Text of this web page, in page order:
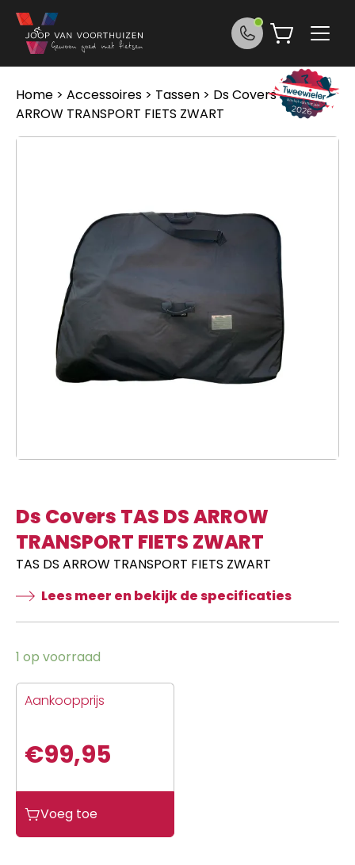
Ga naar de inhoud
Home > Accessoires > Tassen > Ds Covers TAS DS
ARROW TRANSPORT FIETS ZWART
Ds Covers TAS DS ARROW
TRANSPORT FIETS ZWART
TAS DS ARROW TRANSPORT FIETS ZWART
Lees meer en bekijk de specificaties
1 op voorraad
Aankoopprijs
€99,95
Covers
TAS
Voeg toe